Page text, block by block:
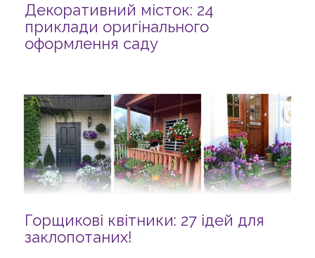
Декоративний місток: 24
приклади оригінального
оформлення саду
Горщикові квітники: 27 ідей для
заклопотаних!